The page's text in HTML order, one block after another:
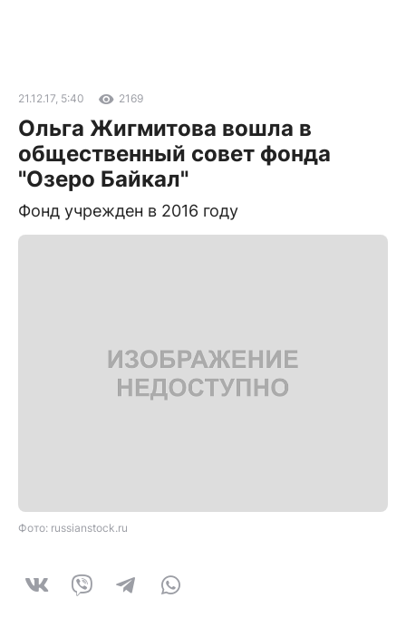
21.12.17, 5:40 2169
Ольга Жигмитова вошла в
общественный совет фонда
"Озеро Байкал"
Фонд учрежден в 2016 году
Фото: russianstock.ru